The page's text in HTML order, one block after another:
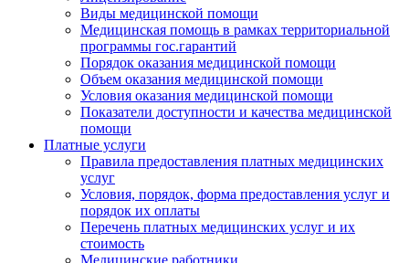
Виды медицинской помощи
Медицинская помощь в рамках территориальной
программы гос.гарантий
Порядок оказания медицинской помощи
Объем оказания медицинской помощи
Условия оказания медицинской помощи
Показатели доступности и качества медицинской
помощи
Платные услуги
Правила предоставления платных медицинских
услуг
Условия, порядок, форма предоставления услуг и
порядок их оплаты
Перечень платных медицинских услуг и их
стоимость
Медицинские работники